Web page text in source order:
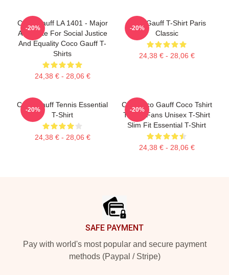
Coco Gauff LA 1401 - Major
Advocate For Social Justice
And Equality Coco Gauff T-
Shirts
24,38 € - 28,06 €
-20%
Coco Gauff T-Shirt Paris
Classic
24,38 € - 28,06 €
-20%
Coco Gauff Tennis Essential
T-Shirt
24,38 € - 28,06 €
-20%
Cori Coco Gauff Coco Tshirt
Tennis Fans Unisex T-Shirt
Slim Fit Essential T-Shirt
24,38 € - 28,06 €
-20%
SAFE PAYMENT
Pay with world's most popular and secure payment
methods (Paypal / Stripe)